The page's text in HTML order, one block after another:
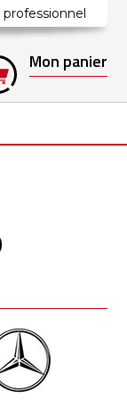
Mon panier